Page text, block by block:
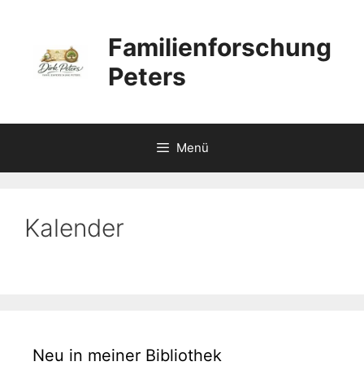
springen
Familienforschung
Peters
Menü
Kalender
Neu in meiner Bibliothek